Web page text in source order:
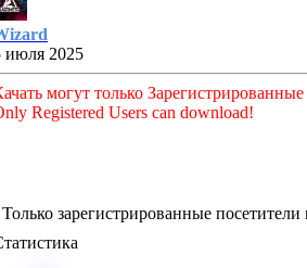
июля 2025
могут только
Registered Users can download!
Только зарегистрированные посетители